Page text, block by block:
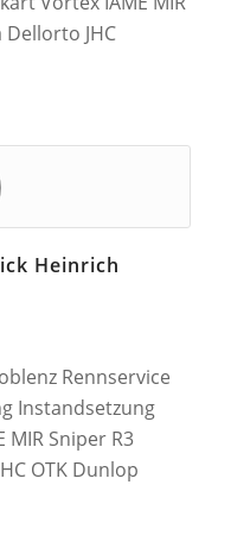
JHC
Heinrich
Rennservice
Instandsetzung
Sniper R3
OTK Dunlop